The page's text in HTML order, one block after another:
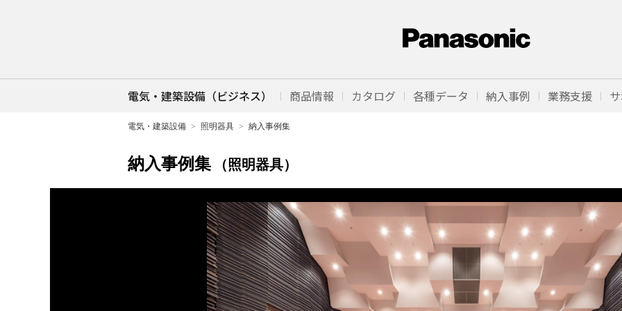
電気・建築設備（ビジネス） 商品情報 カタログ 各種データ 納入事例 業務支援
電気・建築設備 照明器具 納入事例集
納入事例集 （照明器具）